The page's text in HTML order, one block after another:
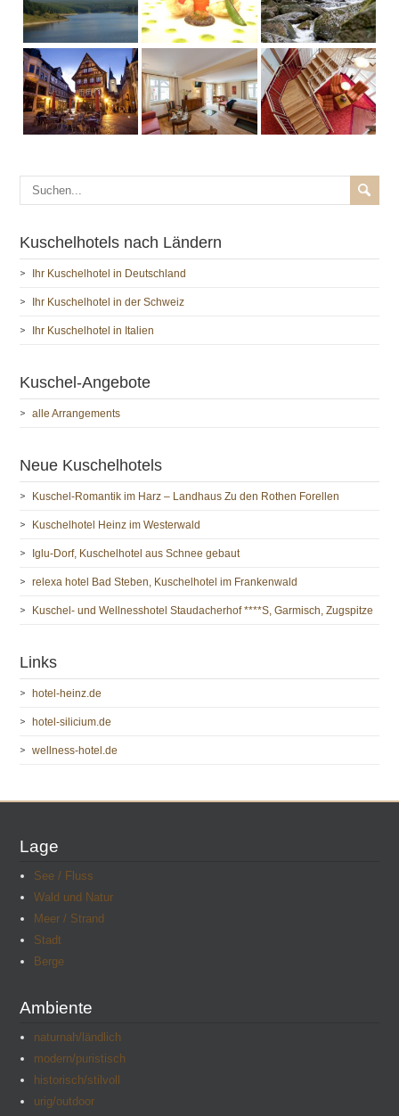
Kuschelhotels nach Ländern
Ihr Kuschelhotel in Deutschland
Ihr Kuschelhotel in der Schweiz
Ihr Kuschelhotel in Italien
Kuschel-Angebote
alle Arrangements
Neue Kuschelhotels
Kuschel-Romantik im Harz – Landhaus Zu den Rothen Forellen
Kuschelhotel Heinz im Westerwald
Iglu-Dorf, Kuschelhotel aus Schnee gebaut
relexa hotel Bad Steben, Kuschelhotel im Frankenwald
Kuschel- und Wellnesshotel Staudacherhof ****S, Garmisch, Zugspitze
Links
hotel-heinz.de
hotel-silicium.de
wellness-hotel.de
Lage
See / Fluss
Wald und Natur
Meer / Strand
Stadt
Berge
Ambiente
naturnah/ländlich
modern/puristisch
historisch/stilvoll
urig/outdoor